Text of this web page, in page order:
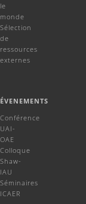
le
monde
Sélection
de
ressources
externes
ÉVENEMENTS
Conférence
UAI-
OAE
Colloque
Shaw-
IAU
Séminaires
ICAER